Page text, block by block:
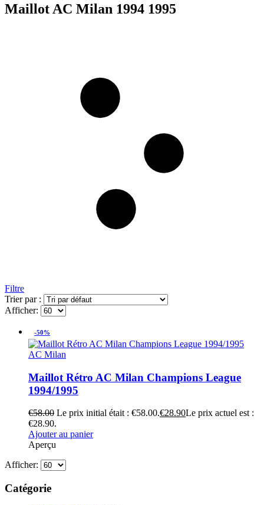
Maillot AC Milan 1994 1995
Filtre
Trier par :
Afficher:
-50%
AC Milan
Maillot Rétro AC Milan Champions League
1994/1995
€58.00 Le prix initial était : €58.00.€28.90Le prix actuel est :
€28.90.
Ajouter au panier
Aperçu
Afficher:
Catégorie